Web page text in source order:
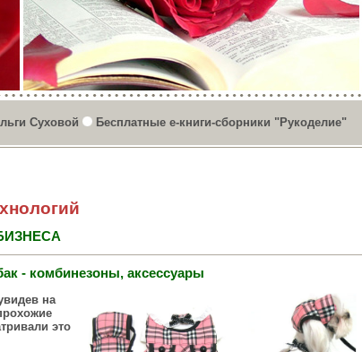
Суховой Бесплатные е-книги-сборники "Рукоделие"
- комбинезоны, аксессуары
на
это